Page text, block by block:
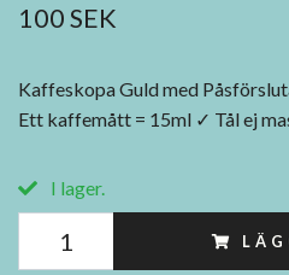
100 SEK
Kaffeskopa Guld med
Ett kaffemått = 15ml ✓ Tål ej
I lager.